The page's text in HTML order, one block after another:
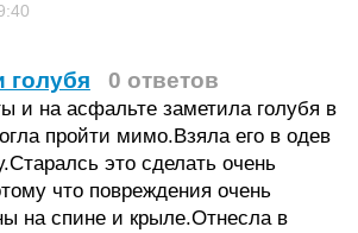
голубя 0 ответов
и на асфальте заметила голубя в
пройти мимо.Взяла его в одев
это сделать очень
что повреждения очень
на спине и крыле.Отнесла в